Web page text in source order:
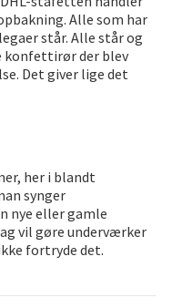
Alle som har
står. Alle står og
konfettirør der blev
Det giver lige det
her i blandt
synger
nye eller gamle
vil gøre underværker
fortryde det.